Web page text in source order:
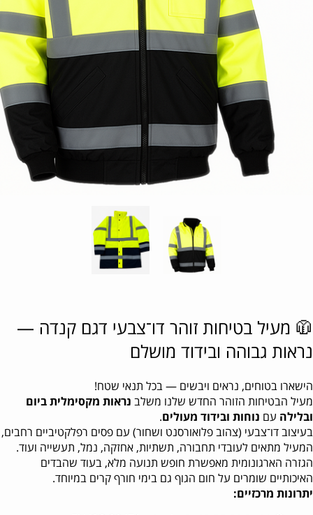
🧥 מעיל בטיחות זוהר דו־צבעי דגם קנדה —
נראות גבוהה ובידוד מושלם
הישארו בטוחים, נראים ויבשים — בכל תנאי שטח!
מעיל הבטיחות הזוהר החדש שלנו משלב נראות מקסימלית ביום
ובלילה עם נוחות ובידוד מעולים.
בעיצוב דו־צבעי (צהוב פלואורסנט ושחור) עם פסים רפלקטיביים רחבים,
המעיל מתאים לעובדי תחבורה, תשתיות, אחזקה, נמל, תעשייה ועוד.
הגזרה הארגונומית מאפשרת חופש תנועה מלא, בעוד שהבדים
האיכותיים שומרים על חום הגוף גם בימי חורף קרים במיוחד.
יתרונות מרכזיים: